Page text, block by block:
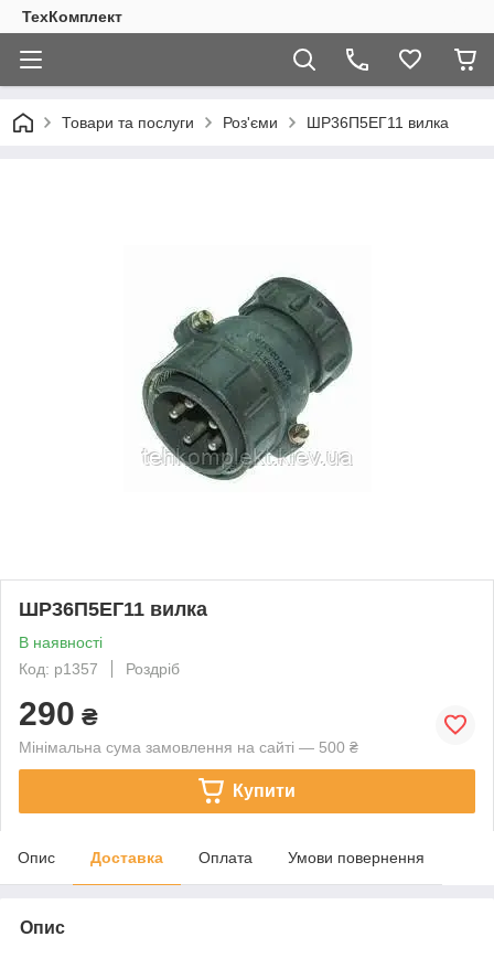
ТехКомплект
Товари та послуги Роз'єми ШР36П5ЕГ11 вилка
ШР36П5ЕГ11 вилка
В наявності
Код: p1357
Роздріб
290 ₴
Мінімальна сума замовлення на сайті — 500 ₴
Купити
Опис Доставка Оплата Умови повернення
Опис